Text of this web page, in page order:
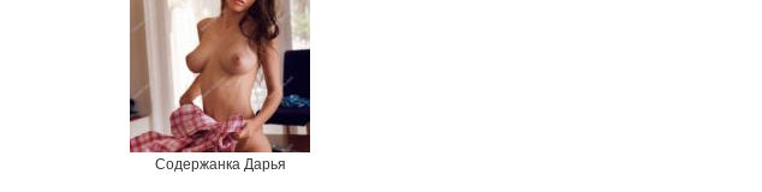
Содержанка Дарья